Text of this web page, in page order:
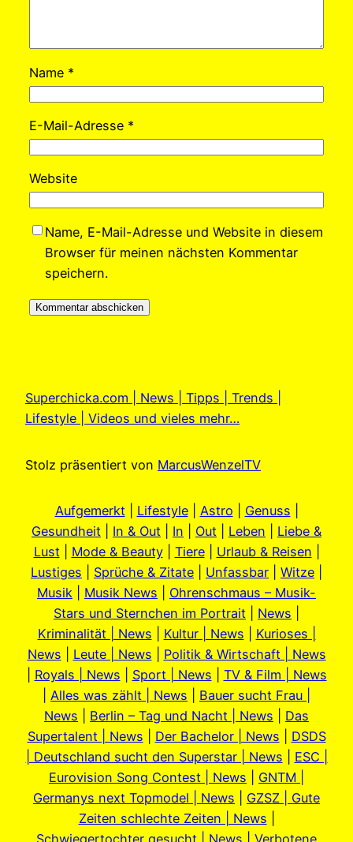
Name *
E-Mail-Adresse *
Website
Name, E-Mail-Adresse und Website in diesem
Browser für meinen nächsten Kommentar
speichern.
Superchicka.com | News | Tipps | Trends |
Lifestyle | Videos und vieles mehr…
Stolz präsentiert von MarcusWenzelTV
Aufgemerkt| Lifestyle| Astro Genuss
Gesundheit
In & Out In Out Leben
Liebe &
Lust| Mode & Beauty| Tiere| Urlaub & Reisen
Lustiges
Sprüche & Zitate Unfassbar Witze
Musik
Musik News
Ohrenschmaus – Musik-
Stars und Sternchen im Portrait
News
Kriminalität | News
Kultur | News
Kurioses |
News
Leute | News
Politik & Wirtschaft | News
Royals | News Sport | News
TV & Film | News
Alles was zählt | News
Bauer sucht Frau |
News
Berlin – Tag und Nacht | News
Das
Supertalent | News
Der Bachelor | News
DSDS
| Deutschland sucht den Superstar | News
ESC |
Eurovision Song Contest | News
GNTM |
Germanys next Topmodel | News
GZSZ | Gute
Zeiten schlechte Zeiten | News